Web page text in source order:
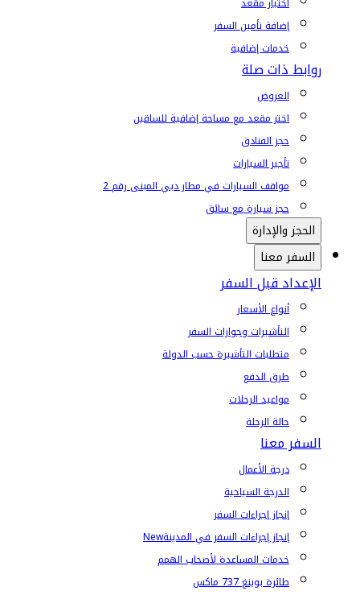
إضافة تأمين السفر
خدمات إضافية
روابط ذات صلة
العروض
اختر مقعد مع مساحة إضافية للساقين
حجز الفنادق
تأجير السيارات
مواقف السيارات في مطار دبي المبنى رقم 2
حجز سيارة مع سائق
الحجز والإدارة
السفر معنا
الإعداد قبل السفر
أنواع الأسعار
التأشيرات وجوازات السفر
متطلبات التأشيرة حسب الدولة
طرق الدفع
مواعيد الرحلات
حالة الرحلة
السفر معنا
درجة الأعمال
الدرجة السياحية
إنجاز إجراءات السفر
إنجاز إجراءات السفر في المدينةNew
خدمات المساعدة لأصحاب الهمم
طائرة بوينغ 737 ماكس